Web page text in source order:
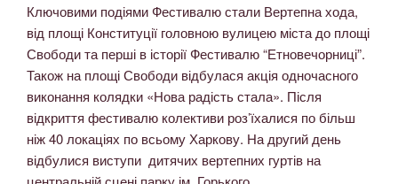
Ключовими подіями Фестивалю стали Вертепна хода,
від площі Конституції головною вулицею міста до площі
Свободи та перші в історії Фестивалю “Етновечорниці”.
Також на площі Свободи відбулася акція одночасного
виконання колядки «Нова радість стала». Після
відкриття фестивалю колективи роз’їхалися по більш
ніж 40 локаціях по всьому Харкову. На другий день
відбулися виступи дитячих вертепних гуртів на